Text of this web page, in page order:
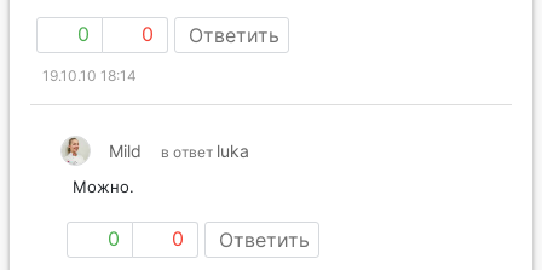
0 0 Ответить
19.10.10 18:14
Mild в ответ luka
Можно.
0 0 Ответить